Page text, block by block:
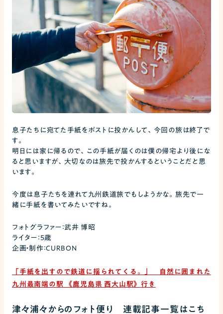
息子たちに宛てた手紙をポストに投かんして、今回の旅は終了で
す。
明日には家に帰るので、この手紙が届くのは僕の帰宅より後にな
ると思いますが、大切なのは旅先で投かんするということだと思
います。
今度は息子たちを連れて九州鉄道旅でもしようかな。旅先で一
緒に手紙を書いてみたいですね。
フォトグラファー：武井 博昭
ライター：5歳
企画・制作：CURBON
「手紙を出すので鉄道に揺られてくる。」 自然に囲まれた
九州最南端の駅 《鹿児島県 西大山駅》行き
津々浦々からのフォト便り 連載記事一覧はこち